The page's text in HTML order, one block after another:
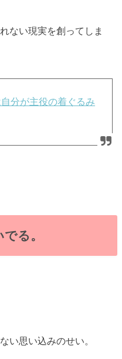
ない現実を創ってしま
分が主役の着ぐるみ
る。
い思い込みのせい。